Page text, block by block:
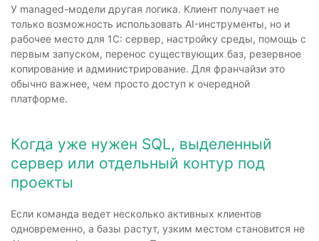
У managed-модели другая логика. Клиент получает не
только возможность использовать AI-инструменты, но и
рабочее место для 1С: сервер, настройку среды, помощь с
первым запуском, перенос существующих баз, резервное
копирование и администрирование. Для франчайзи это
обычно важнее, чем просто доступ к очередной
платформе.
Когда уже нужен SQL, выделенный
сервер или отдельный контур под
проекты
Если команда ведет несколько активных клиентов
одновременно, а базы растут, узким местом становится не